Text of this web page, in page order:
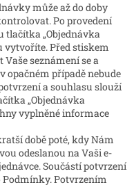
může až do doby
Po provedení
„Objednávka
vytvoříte. Před stiskem
seznámení se a
opačném případě nebude
a souhlasu slouží
„Objednávka
vyplněné informace
době poté, kdy Nám
odeslanou na Vaši e-
Součástí potvrzení
Potvrzením